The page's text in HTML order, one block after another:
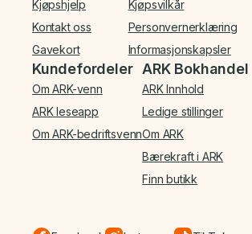
Kjøpshjelp
Kontakt oss
Gavekort
Kjøpsvilkår
Personvernerklæring
Informasjonskapsler
Kundefordeler
Om ARK-venn
ARK leseapp
Om ARK-bedriftsvenn
ARK Bokhandel
ARK Innhold
Ledige stillinger
Om ARK
Bærekraft i ARK
Finn butikk